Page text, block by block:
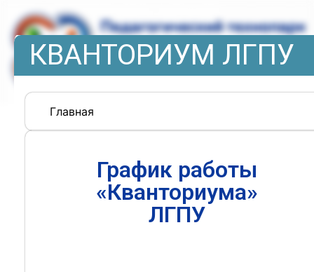
КВАНТОРИУМ ЛГПУ
Главная
График работы
«Кванториума»
ЛГПУ